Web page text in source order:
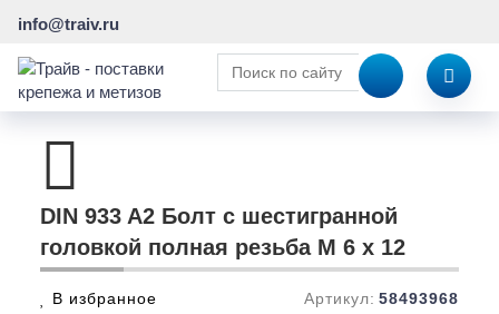
info@traiv.ru
DIN 933 A2 Болт с шестигранной
головкой полная резьба M 6 x 12
В избранное Артикул: 58493968